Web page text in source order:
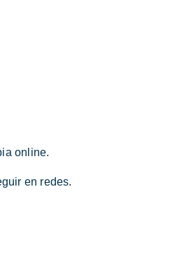
online.
en redes.